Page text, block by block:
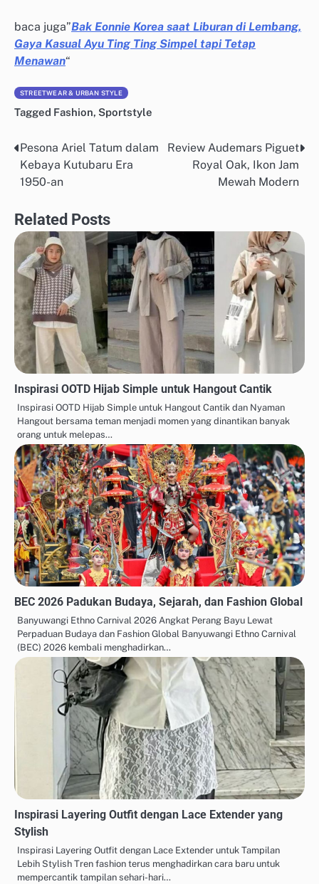
baca juga”Bak Eonnie Korea saat Liburan di Lembang,
Gaya Kasual Ayu Ting Ting Simpel tapi Tetap
Menawan“
STREETWEAR & URBAN STYLE
Tagged Fashion, Sportstyle
Post
navigation
Pesona Ariel Tatum dalam
Kebaya Kutubaru Era
1950-an
Review Audemars Piguet
Royal Oak, Ikon Jam
Mewah Modern
Related Posts
Inspirasi OOTD Hijab Simple untuk Hangout Cantik
Inspirasi OOTD Hijab Simple untuk Hangout Cantik dan Nyaman
Hangout bersama teman menjadi momen yang dinantikan banyak
orang untuk melepas…
BEC 2026 Padukan Budaya, Sejarah, dan Fashion Global
Banyuwangi Ethno Carnival 2026 Angkat Perang Bayu Lewat
Perpaduan Budaya dan Fashion Global Banyuwangi Ethno Carnival
(BEC) 2026 kembali menghadirkan…
Inspirasi Layering Outfit dengan Lace Extender yang
Stylish
Inspirasi Layering Outfit dengan Lace Extender untuk Tampilan
Lebih Stylish Tren fashion terus menghadirkan cara baru untuk
mempercantik tampilan sehari-hari…